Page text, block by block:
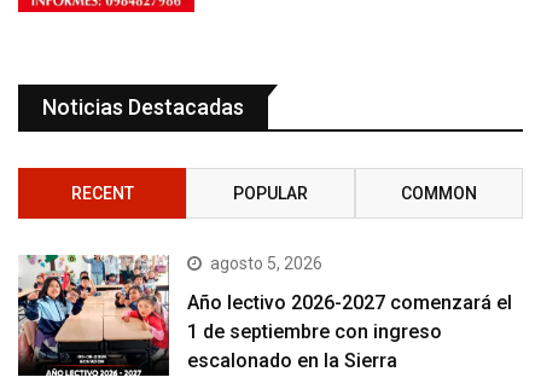
Noticias Destacadas
RECENT POPULAR COMMON
agosto 5, 2026
Año lectivo 2026-2027 comenzará el
1 de septiembre con ingreso
escalonado en la Sierra